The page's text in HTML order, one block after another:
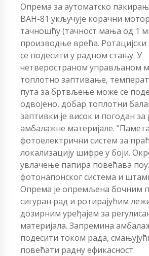
Опрема за аутоматско
ВАН-81 укључује корачни
тачношћу (тачност мања од 1
производње врећа.
се подесити у радном стању. У
четвеространом управљаном
топлотно заптивање,
пута за бртвљење може се
одвојено, добар топлотни
заптивки је висок и погодан за
амбалажне материјале.
фотоелектрични систем за
локализацију шифре у боји.
увлачење папира повећава
фотонапонског система и
Опрема је опремљена бочним
сигуран рад и ротирајућим
дозирним уређајем за
материјала. Запремина
подесити током рада,
повећати радну ефикасност.